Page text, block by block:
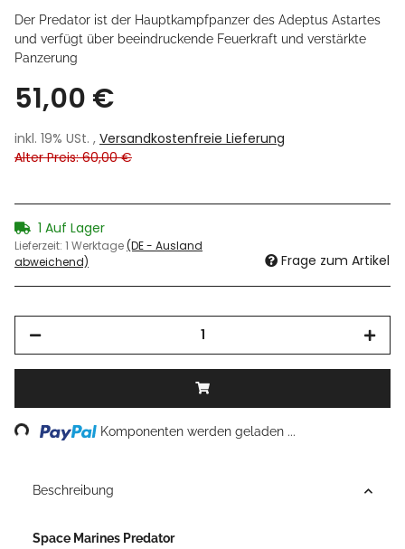
Der Predator ist der Hauptkampfpanzer des Adeptus Astartes
und verfügt über beeindruckende Feuerkraft und verstärkte
Panzerung
51,00 €
inkl. 19% USt. , Versandkostenfreie Lieferung
Alter Preis: 60,00 €
1 Auf Lager
Lieferzeit: 1 Werktage(DE - Ausland
abweichend)
Frage zum Artikel
Komponenten werden geladen ...
Beschreibung
Space Marines Predator